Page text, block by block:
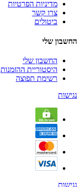
מדיניות הפרטיות
צרו קשר
ביטולים
החשבון שלי
החשבון שלי
היסטוריית ההזמנות
רשימת תפוצה
נגישות
נגישות